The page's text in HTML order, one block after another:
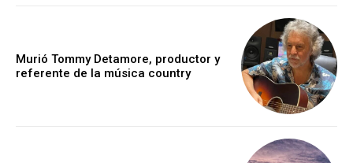
Murió Tommy Detamore, productor y
referente de la música country